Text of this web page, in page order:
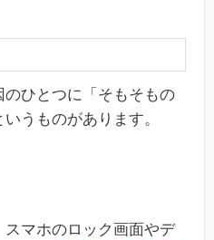
のひとつに「そもそもの
うものがあります。
マホのロック画面やデ